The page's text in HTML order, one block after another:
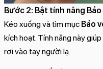
Bước 2: Bật tính năng
Kéo xuống và tìm mục Bảo
kích hoạt. Tính năng này
rơi vào tay người lạ.